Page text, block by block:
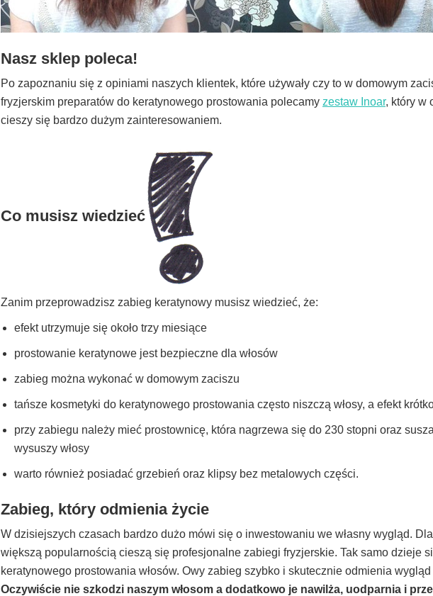
Nasz sklep poleca!
Po zapoznaniu się z opiniami naszych klientek, które używały czy to w domowym
fryzjerskim preparatów do keratynowego prostowania polecamy zestaw Inoar, który w
cieszy się bardzo dużym zainteresowaniem.
Co musisz wiedzieć
Zanim przeprowadzisz zabieg keratynowy musisz wiedzieć, że:
efekt utrzymuje się około trzy miesiące
prostowanie keratynowe jest bezpieczne dla włosów
zabieg można wykonać w domowym zaciszu
tańsze kosmetyki do keratynowego prostowania często niszczą włosy, a efekt
przy zabiegu należy mieć prostownicę, która nagrzewa się do 230 stopni oraz
wysuszy włosy
warto również posiadać grzebień oraz klipsy bez metalowych części.
Zabieg, który odmienia życie
W dzisiejszych czasach bardzo dużo mówi się o inwestowaniu we własny wygląd.
większą popularnością cieszą się profesjonalne zabiegi fryzjerskie. Tak samo dzieje
keratynowego prostowania włosów. Owy zabieg szybko i skutecznie odmienia wygląd
Oczywiście nie szkodzi naszym włosom a dodatkowo je nawilża, uodparnia i